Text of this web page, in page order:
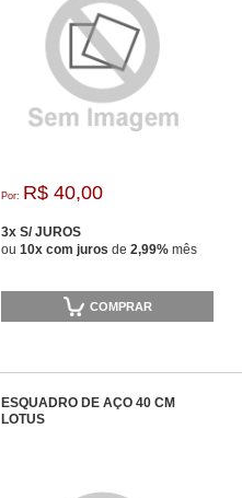
Por: R$ 40,00
3x S/ JUROS
ou 10x com juros de 2,99% mês
COMPRAR
ESQUADRO DE AÇO 40 CM
LOTUS